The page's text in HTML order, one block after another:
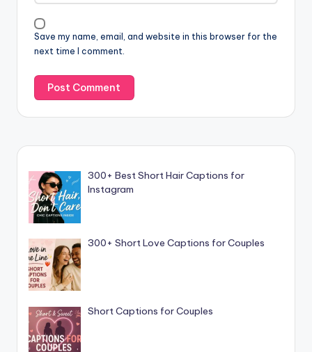
Save my name, email, and website in this browser for the
next time I comment.
300+ Best Short Hair Captions for
Instagram
300+ Short Love Captions for Couples
Short Captions for Couples